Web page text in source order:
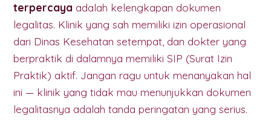
terpercaya adalah kelengkapan dokumen
legalitas. Klinik yang sah memiliki izin operasional
dari Dinas Kesehatan setempat, dan dokter yang
berpraktik di dalamnya memiliki SIP (Surat Izin
Praktik) aktif. Jangan ragu untuk menanyakan hal
ini — klinik yang tidak mau menunjukkan dokumen
legalitasnya adalah tanda peringatan yang serius.